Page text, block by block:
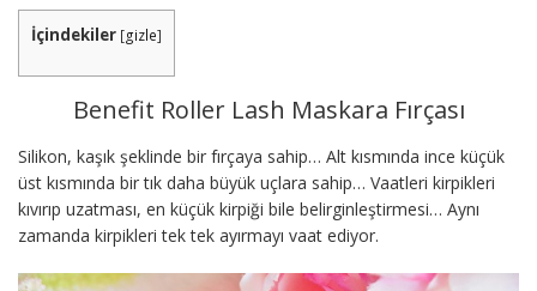
İçindekiler [gizle]
Benefit Roller Lash Maskara Fırçası
Silikon, kaşık şeklinde bir fırçaya sahip… Alt kısmında ince küçük
üst kısmında bir tık daha büyük uçlara sahip… Vaatleri kirpikleri
kıvırıp uzatması, en küçük kirpiği bile belirginleştirmesi… Aynı
zamanda kirpikleri tek tek ayırmayı vaat ediyor.